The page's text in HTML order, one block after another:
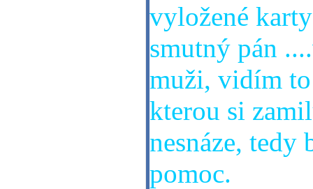
vyložené
smutný pán
muži, vidím
kterou si
nesnáze, tedy
pomoc.